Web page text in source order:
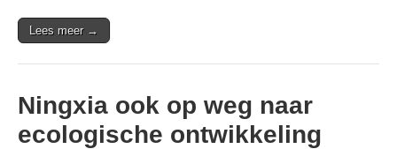
Lees meer →
Ningxia ook op weg naar
ecologische ontwikkeling